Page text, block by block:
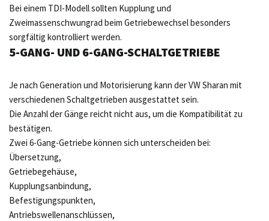
Bei einem TDI-Modell sollten Kupplung und
Zweimassenschwungrad beim Getriebewechsel besonders
sorgfältig kontrolliert werden.
5-GANG- UND 6-GANG-SCHALTGETRIEBE
Je nach Generation und Motorisierung kann der VW Sharan mit
verschiedenen Schaltgetrieben ausgestattet sein.
Die Anzahl der Gänge reicht nicht aus, um die Kompatibilität zu
bestätigen.
Zwei 6-Gang-Getriebe können sich unterscheiden bei:
Übersetzung,
Getriebegehäuse,
Kupplungsanbindung,
Befestigungspunkten,
Antriebswellenanschlüssen,